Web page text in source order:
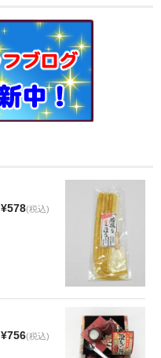
¥578(税込)
¥756(税込)